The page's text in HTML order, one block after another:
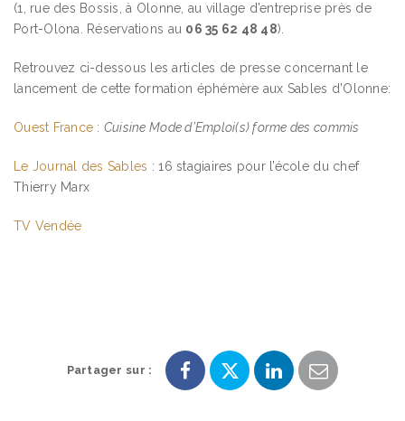
(1, rue des Bossis, à Olonne, au village d’entreprise près de
Port-Olona. Réservations au 06 35 62 48 48).
Retrouvez ci-dessous les articles de presse concernant le
lancement de cette formation éphémère aux Sables d’Olonne:
Ouest France : Cuisine Mode d’Emploi(s) forme des commis
Le Journal des Sables : 16 stagiaires pour l’école du chef
Thierry Marx
TV Vendée
Partager sur :
PartagerPartagerPartagerPartager